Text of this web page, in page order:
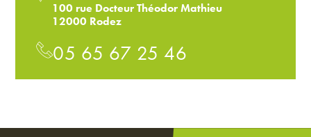
100 rue Docteur Théodor Mathieu
12000 Rodez
05 65 67 25 46